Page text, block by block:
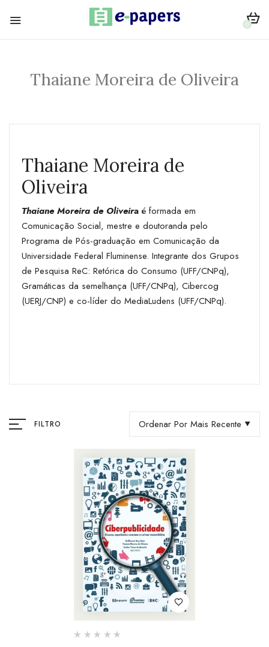
0
Thaiane Moreira de Oliveira
Thaiane Moreira de
Oliveira
Thaiane Moreira de Oliveira é formada em
Comunicação Social, mestre e doutoranda pelo
Programa de Pós-graduação em Comunicação da
Universidade Federal Fluminense. Integrante dos Grupos
de Pesquisa ReC: Retórica do Consumo (UFF/CNPq),
Gramáticas da semelhança (UFF/CNPq), Cibercog
(UERJ/CNP) e co-líder do MediaLudens (UFF/CNPq).
FILTRO Ordenar Por Mais Recente